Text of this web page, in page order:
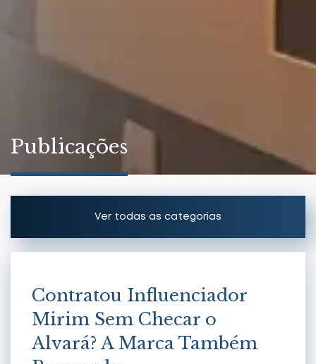
Publicações
Ver todas as categorias
Notícias
Contratou Influenciador
Mirim Sem Checar o
Alvará? A Marca Também